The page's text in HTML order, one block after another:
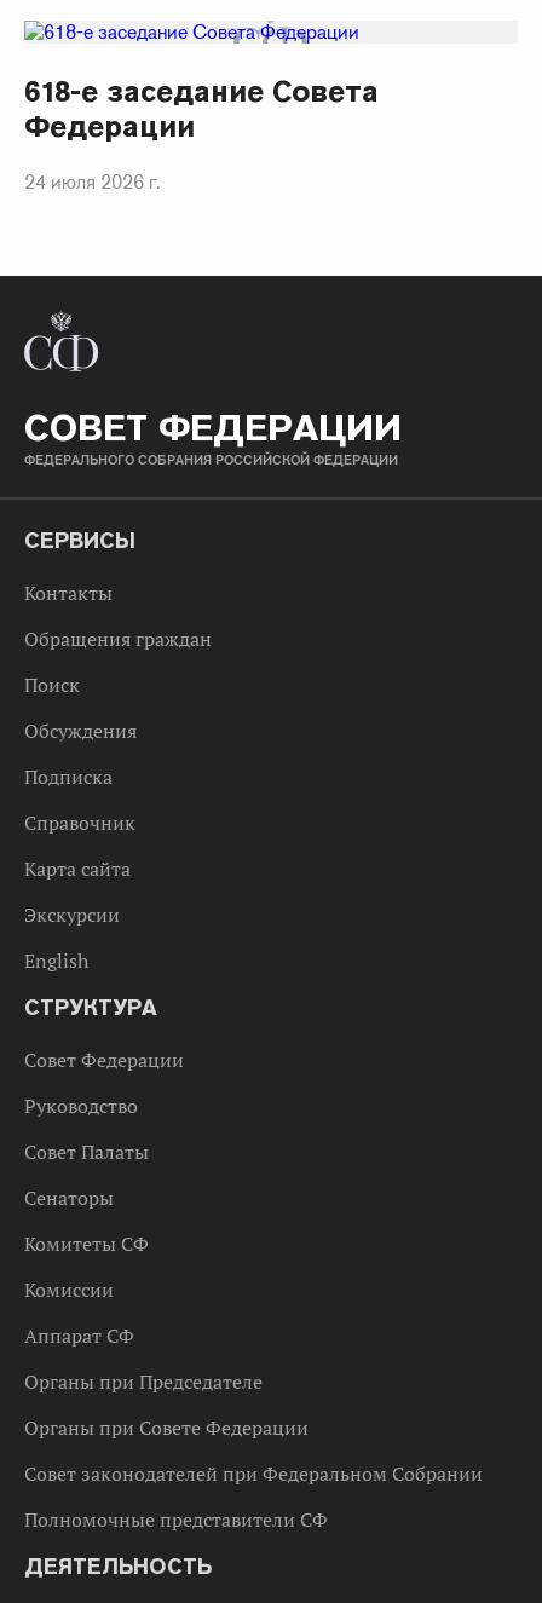
618-е заседание Совета
Федерации
24 июля 2026 г.
СОВЕТ ФЕДЕРАЦИИ
ФЕДЕРАЛЬНОГО СОБРАНИЯ РОССИЙСКОЙ ФЕДЕРАЦИИ
СЕРВИСЫ
Контакты
Обращения граждан
Поиск
Обсуждения
Подписка
Справочник
Карта сайта
Экскурсии
English
СТРУКТУРА
Совет Федерации
Руководство
Совет Палаты
Сенаторы
Комитеты СФ
Комиссии
Аппарат СФ
Органы при Председателе
Органы при Совете Федерации
Совет законодателей при Федеральном Собрании
Полномочные представители СФ
ДЕЯТЕЛЬНОСТЬ